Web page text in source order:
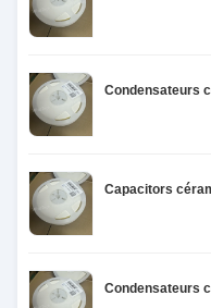
Condensateurs
Capacitors
Condensateurs